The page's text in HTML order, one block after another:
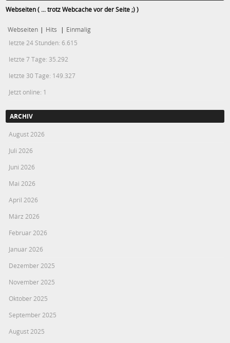
Webseiten ( ... trotz Webcache vor der Seite ;) )
Webseiten | Hits | Einmalig
letzte 24 Stunden:6.615
letzte 7 Tage: 35.292
letzte 30 Tage: 149.327
Jetzt online: 1
ARCHIV
August 2026
Juli 2026
Juni 2026
Mai 2026
April 2026
März 2026
Februar 2026
Januar 2026
Dezember 2025
November 2025
Oktober 2025
September 2025
August 2025